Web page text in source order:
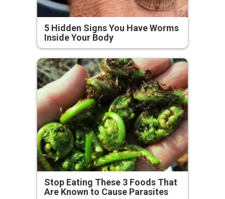
5 Hidden Signs You Have Worms
Inside Your Body
Stop Eating These 3 Foods That
Are Known to Cause Parasites